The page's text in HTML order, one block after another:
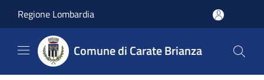
Regione Lombardia
Comune di Carate Brianza